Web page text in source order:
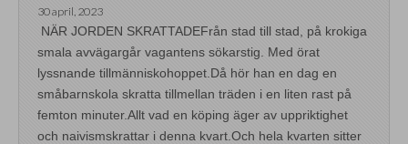
30 april, 2023
NÄR JORDEN SKRATTADEFrån stad till stad, på krokiga
smala avvägargår vagantens sökarstig. Med örat
lyssnande tillmänniskohoppet.Då hör han en dag en
småbarnskola skratta tillmellan träden i en liten rast på
femton minuter.Allt vad en köping äger av uppriktighet
och naivismskrattar i denna kvart.Och hela kvarten sitter